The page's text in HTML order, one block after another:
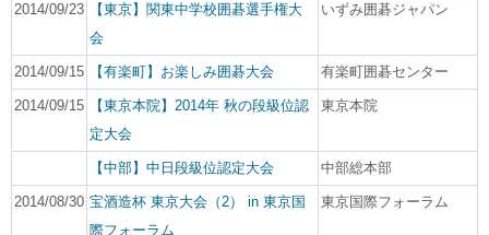
2014/09/23
【東京】関東中学校囲碁選手権大
会
いずみ囲碁ジャパン
2014/09/15 【有楽町】お楽しみ囲碁大会 有楽町囲碁センター
2014/09/15
【東京本院】2014年 秋の段級位認
定大会
東京本院
【中部】中日段級位認定大会 中部総本部
2014/08/30 宝酒造杯 東京大会（2） in 東京国
際フォーラム
東京国際フォーラム